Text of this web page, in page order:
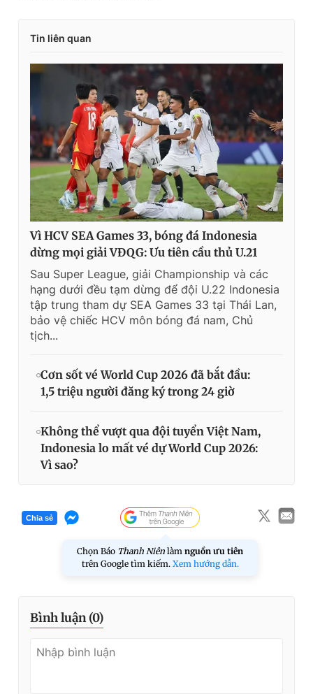
Tin liên quan
Vì HCV SEA Games 33, bóng đá Indonesia
dừng mọi giải VĐQG: Ưu tiên cầu thủ U.21
Sau Super League, giải Championship và các
hạng dưới đều tạm dừng để đội U.22 Indonesia
tập trung tham dự SEA Games 33 tại Thái Lan,
bảo vệ chiếc HCV môn bóng đá nam, Chủ
tịch...
Cơn sốt vé World Cup 2026 đã bắt đầu:
1,5 triệu người đăng ký trong 24 giờ
Không thể vượt qua đội tuyển Việt Nam,
Indonesia lo mất vé dự World Cup 2026:
Vì sao?
Chia sẻ
Chọn Báo Thanh Niên làm nguồn ưu tiên
trên Google tìm kiếm. Xem hướng dẫn.
Bình luận (0)